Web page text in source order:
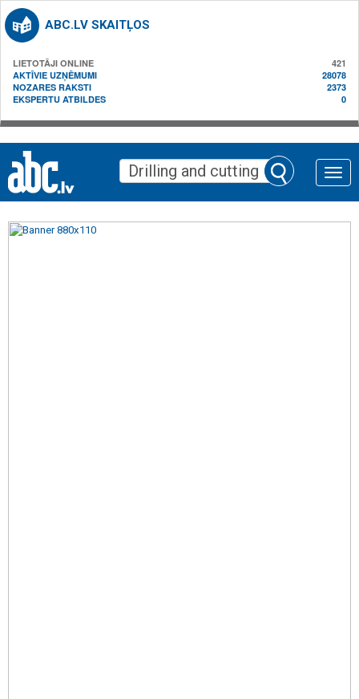
ABC.LV SKAITĻOS
LIETOTĀJI ONLINE
421
AKTĪVIE UZŅĒMUMI
28078
NOZARES RAKSTI
2373
EKSPERTU ATBILDES
0
Toggle